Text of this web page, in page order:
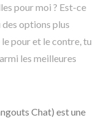
pour moi ? Est-ce
options plus
le pour et le contre, tu
les meilleures
Chat) est une